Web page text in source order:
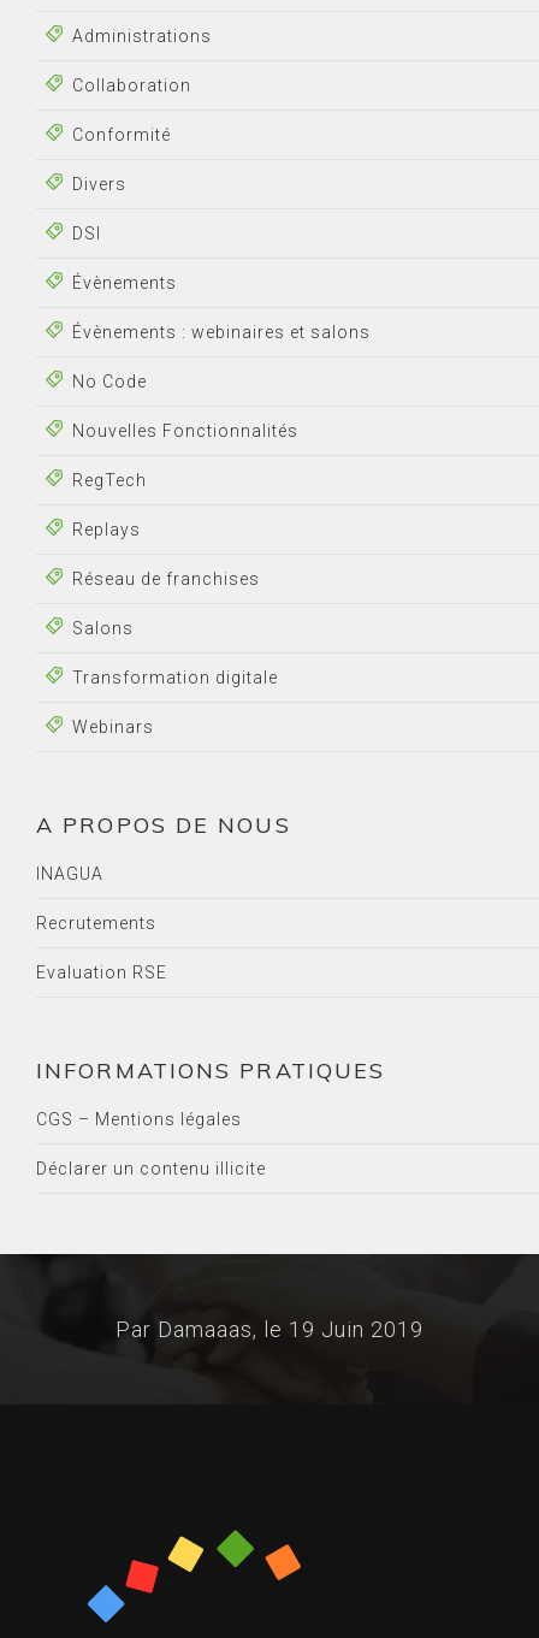
Administrations
Collaboration
Conformité
Divers
DSI
Évènements
Évènements : webinaires et salons
No Code
Nouvelles Fonctionnalités
RegTech
Replays
Réseau de franchises
Salons
Transformation digitale
Webinars
A PROPOS DE NOUS
INAGUA
Recrutements
Evaluation RSE
INFORMATIONS PRATIQUES
CGS – Mentions légales
Déclarer un contenu illicite
Par Damaaas, le 19 Juin 2019